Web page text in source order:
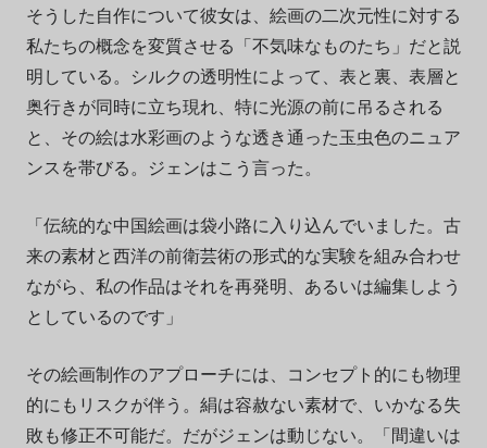
そうした自作について彼女は、絵画の二次元性に対する
私たちの概念を変質させる「不気味なものたち」だと説
明している。シルクの透明性によって、表と裏、表層と
奥行きが同時に立ち現れ、特に光源の前に吊るされる
と、その絵は水彩画のような透き通った玉虫色のニュア
ンスを帯びる。ジェンはこう言った。
「伝統的な中国絵画は袋小路に入り込んでいました。古
来の素材と西洋の前衛芸術の形式的な実験を組み合わせ
ながら、私の作品はそれを再発明、あるいは編集しよう
としているのです」
その絵画制作のアプローチには、コンセプト的にも物理
的にもリスクが伴う。絹は容赦ない素材で、いかなる失
敗も修正不可能だ。だがジェンは動じない。「間違いは